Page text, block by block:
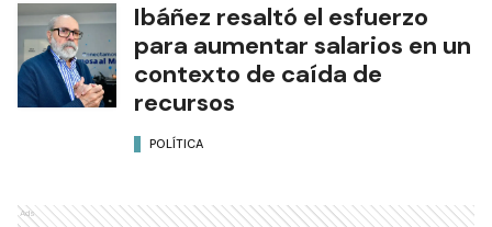
Ibáñez resaltó el esfuerzo
para aumentar salarios en un
contexto de caída de
recursos
POLÍTICA
Ads